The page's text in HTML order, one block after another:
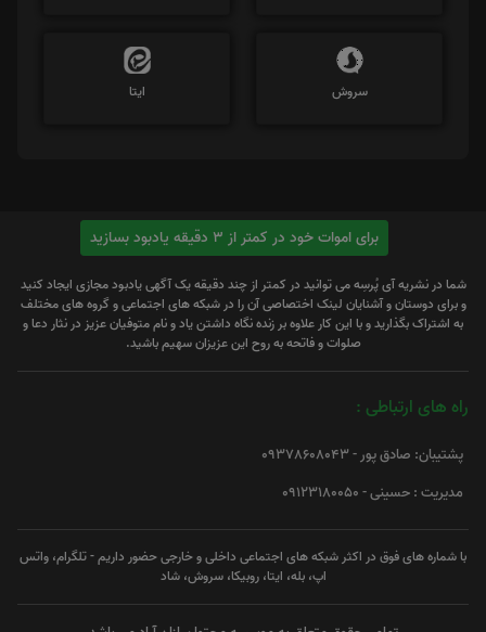
سروش ایتا
برای اموات خود در کمتر از 3 دقیقه یادبود بسازید
شما در نشریه آی پُرسِه می توانید در کمتر از چند دقیقه یک آگهی یادبود مجازی ایجاد کنید
و برای دوستان و آشنایان لینک اختصاصی آن را در شبکه های اجتماعی و گروه های مختلف
به اشتراک بگذارید و با این کار علاوه بر زنده نگاه داشتن یاد و نام متوفیان عزیز در نثار دعا و
صلوات و فاتحه به روح این عزیزان سهیم باشید.
راه های ارتباطی :
پشتیبان: صادق پور - 09378608043
مدیریت : حسینی - 09123180050
با شماره های فوق در اکثر شبکه های اجتماعی داخلی و خارجی حضور داریم - تلگرام، واتس
اپ، بله، ایتا، روبیکا، سروش، شاد